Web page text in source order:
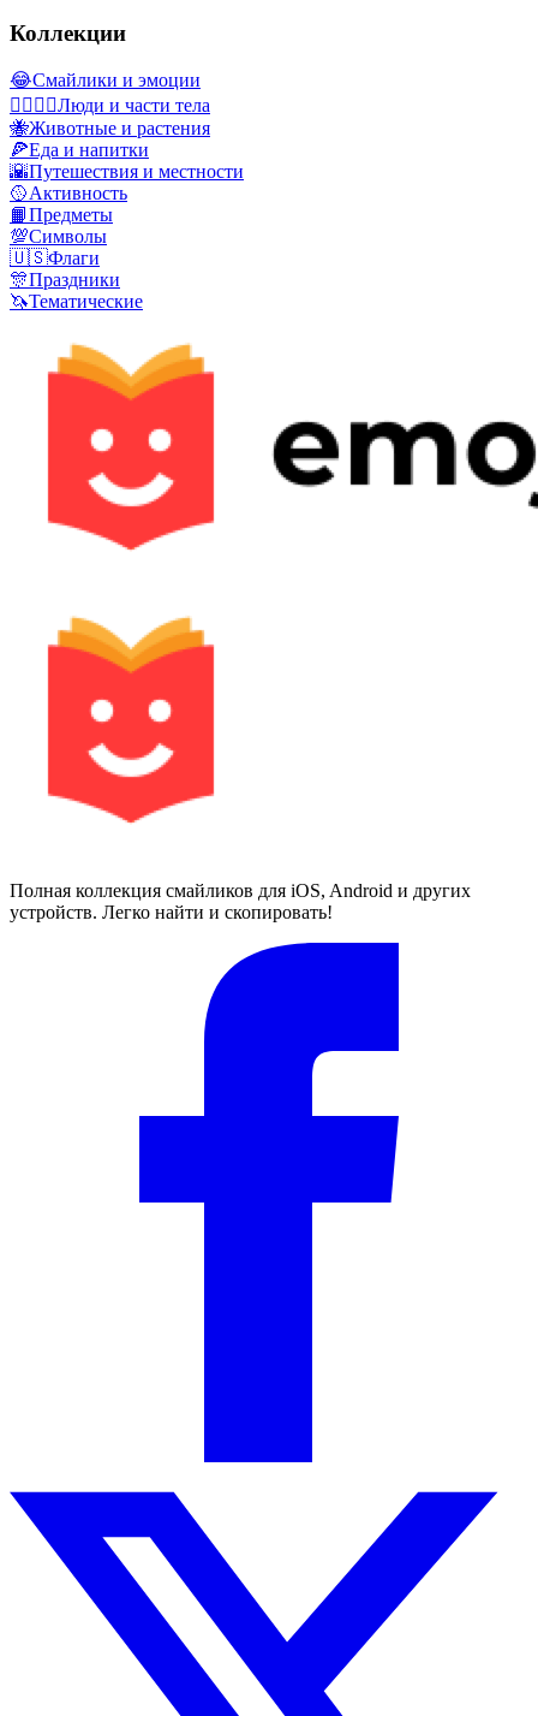
Коллекции
😂Смайлики и эмоции
👩‍❤️‍💋‍👨Люди и части тела
🐝Животные и растения
🍕Еда и напитки
🌇Путешествия и местности
🥎Активность
📙Предметы
💯Символы
🇺🇸Флаги
🎊Праздники
🦄Тематические
Полная коллекция смайликов для iOS, Android и других
устройств. Легко найти и скопировать!